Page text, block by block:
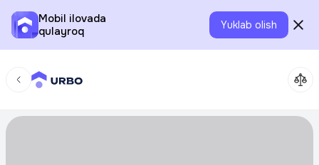
Mobil ilovada
qulayroq
Yuklab olish